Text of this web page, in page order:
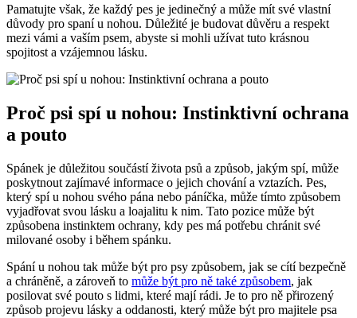
Pamatujte však, že každý pes je jedinečný a může mít své vlastní
důvody pro spaní u nohou. Důležité je budovat důvěru a respekt
mezi vámi a vaším psem, abyste si mohli užívat tuto krásnou
spojitost a vzájemnou lásku.
Proč psi spí u nohou: Instinktivní ochrana
a pouto
Spánek je důležitou součástí života psů a způsob, jakým spí, může
poskytnout zajímavé informace o jejich chování a vztazích. Pes,
který spí u nohou svého pána nebo páníčka, může tímto způsobem
vyjadřovat svou lásku a loajalitu k nim. Tato pozice může být
způsobena instinktem ochrany, kdy pes má potřebu chránit své
milované osoby i během spánku.
Spání u nohou tak může být pro psy způsobem, jak se cítí bezpečně
a chráněně, a zároveň to může být pro ně také způsobem, jak
posilovat své pouto s lidmi, které mají rádi. Je to pro ně přirozený
způsob projevu lásky a oddanosti, který může být pro majitele psa